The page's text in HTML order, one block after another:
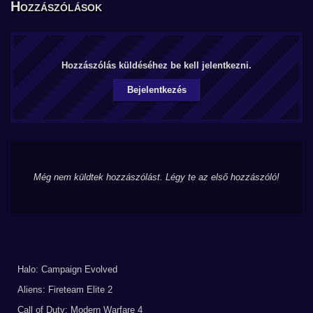
Hozzászólások
Hozzászólás küldéséhez be kell jelentkezni.
Bejelentkezés
Még nem küldtek hozzászólást. Légy te az első hozzászóló!
Halo: Campaign Evolved
Aliens: Fireteam Elite 2
Call of Duty: Modern Warfare 4